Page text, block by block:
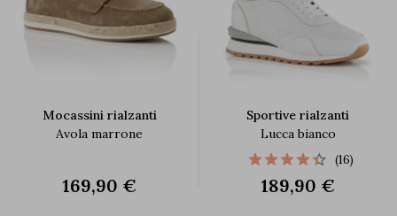
Mocassini rialzanti
Avola marrone
169,90 €
Sportive rialzanti
Lucca bianco
(16)
189,90 €